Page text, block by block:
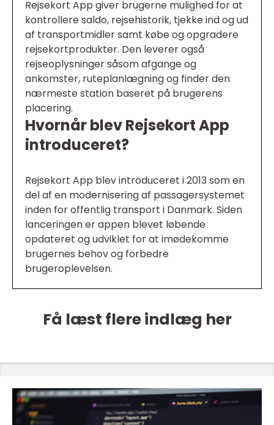
Rejsekort App giver brugerne mulighed for at
kontrollere saldo, rejsehistorik, tjekke ind og ud
af transportmidler samt købe og opgradere
rejsekortprodukter. Den leverer også
rejseoplysninger såsom afgange og
ankomster, ruteplanlægning og finder den
nærmeste station baseret på brugerens
placering.
Hvornår blev Rejsekort App
introduceret?
Rejsekort App blev introduceret i 2013 som en
del af en modernisering af passagersystemet
inden for offentlig transport i Danmark. Siden
lanceringen er appen blevet løbende
opdateret og udviklet for at imødekomme
brugernes behov og forbedre
brugeroplevelsen.
Få læst flere indlæg her